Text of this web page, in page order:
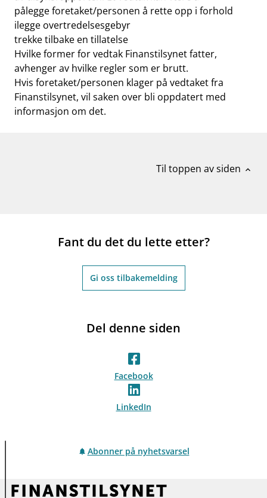
pålegge foretaket/personen å rette opp i forhold
ilegge overtredelsesgebyr
trekke tilbake en tillatelse
Hvilke former for vedtak Finanstilsynet fatter,
avhenger av hvilke regler som er brutt.
Hvis foretaket/personen klager på vedtaket fra
Finanstilsynet, vil saken over bli oppdatert med
informasjon om det.
Til toppen av siden expand_less
Fant du det du lette etter?
Gi oss tilbakemelding
Del denne siden
Facebook
LinkedIn
Abonner på nyhetsvarsel